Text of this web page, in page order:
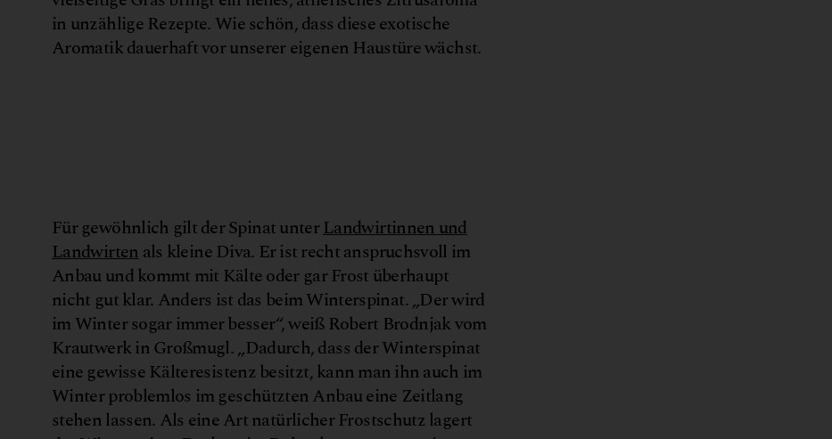
in unzählige Rezepte. Wie schön, dass diese exotische
Aromatik dauerhaft vor unserer eigenen Haustüre wächst.
Für gewöhnlich gilt der Spinat unterLandwirtinnen und
Landwirtenals kleine Diva. Er ist recht anspruchsvoll im
Anbau und kommt mit Kälte oder gar Frost überhaupt
nicht gut klar. Anders ist das beim Winterspinat. „Der wird
im Winter sogar immer besser“, weiß Robert Brodnjak vom
Krautwerk in Großmugl. „Dadurch, dass der Winterspinat
eine gewisse Kälteresistenz besitzt, kann man ihn auch im
Winter problemlos im geschützten Anbau eine Zeitlang
stehen lassen. Als eine Art natürlicher Frostschutz lagert